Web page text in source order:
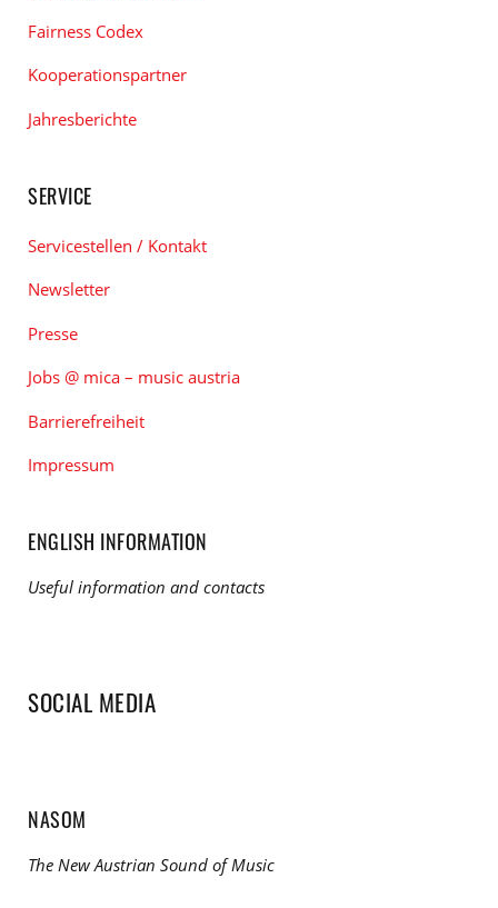
Fairness Codex
Kooperationspartner
Jahresberichte
SERVICE
Servicestellen / Kontakt
Newsletter
Presse
Jobs @ mica – music austria
Barrierefreiheit
Impressum
ENGLISH INFORMATION
Useful information and contacts
SOCIAL MEDIA
NASOM
The New Austrian Sound of Music